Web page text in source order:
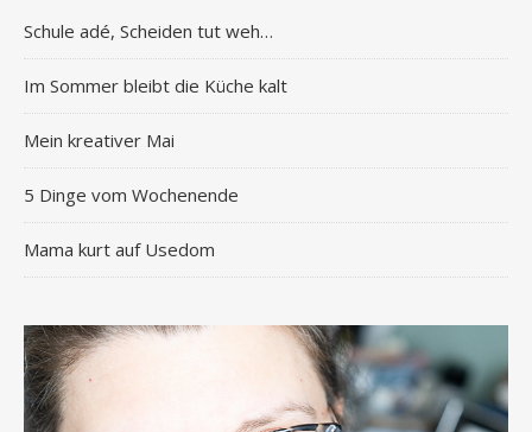
Schule adé, Scheiden tut weh…
Im Sommer bleibt die Küche kalt
Mein kreativer Mai
5 Dinge vom Wochenende
Mama kurt auf Usedom